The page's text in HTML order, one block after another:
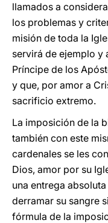
llamados a
los problemas y
misión de toda la
servirá de ejemplo y
Príncipe de los
y que, por amor a
sacrificio extremo.
La imposición de la
también con este
cardenales se les
Dios, amor por su
una entrega
derramar su sangre
fórmula de la